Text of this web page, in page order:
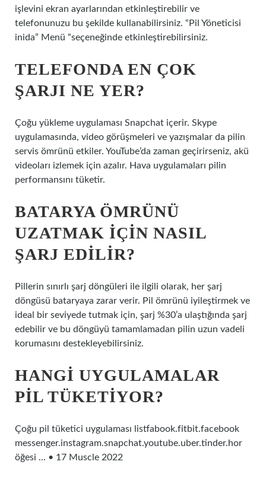
işlevini ekran ayarlarından etkinleştirebilir ve
telefonunuzu bu şekilde kullanabilirsiniz. “Pil Yöneticisi
inida” Menü “seçeneğinde etkinleştirebilirsiniz.
TELEFONDA EN ÇOK
ŞARJI NE YER?
Çoğu yükleme uygulaması Snapchat içerir. Skype
uygulamasında, video görüşmeleri ve yazışmalar da pilin
servis ömrünü etkiler. YouTube’da zaman geçirirseniz, akü
videoları izlemek için azalır. Hava uygulamaları pilin
performansını tüketir.
BATARYA ÖMRÜNÜ
UZATMAK IÇIN NASIL
ŞARJ EDILIR?
Pillerin sınırlı şarj döngüleri ile ilgili olarak, her şarj
döngüsü bataryaya zarar verir. Pil ömrünü iyileştirmek ve
ideal bir seviyede tutmak için, şarj %30’a ulaştığında şarj
edebilir ve bu döngüyü tamamlamadan pilin uzun vadeli
korumasını destekleyebilirsiniz.
HANGI UYGULAMALAR
PIL TÜKETIYOR?
Çoğu pil tüketici uygulaması listfabook.fitbit.facebook
messenger.instagram.snapchat.youtube.uber.tinder.hor
öğesi … • 17 Muscle 2022